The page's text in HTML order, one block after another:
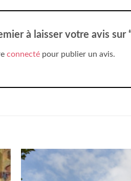
à laisser votre avis sur
connecté pour publier un avis.